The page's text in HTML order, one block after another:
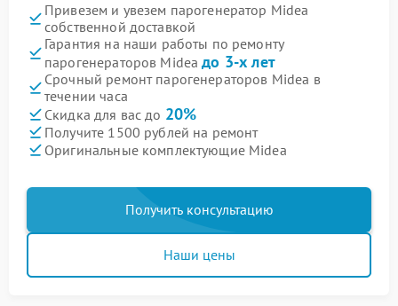
Привезем и увезем парогенератор Midea
собственной доставкой
Гарантия на наши работы по ремонту
парогенераторов Mideaдо 3-х лет
Срочный ремонт парогенераторов Midea в
течении часа
Скидка для вас до 20%
Получите 1500 рублей на ремонт
Оригинальные комплектующие Midea
Получить консультацию
Наши цены